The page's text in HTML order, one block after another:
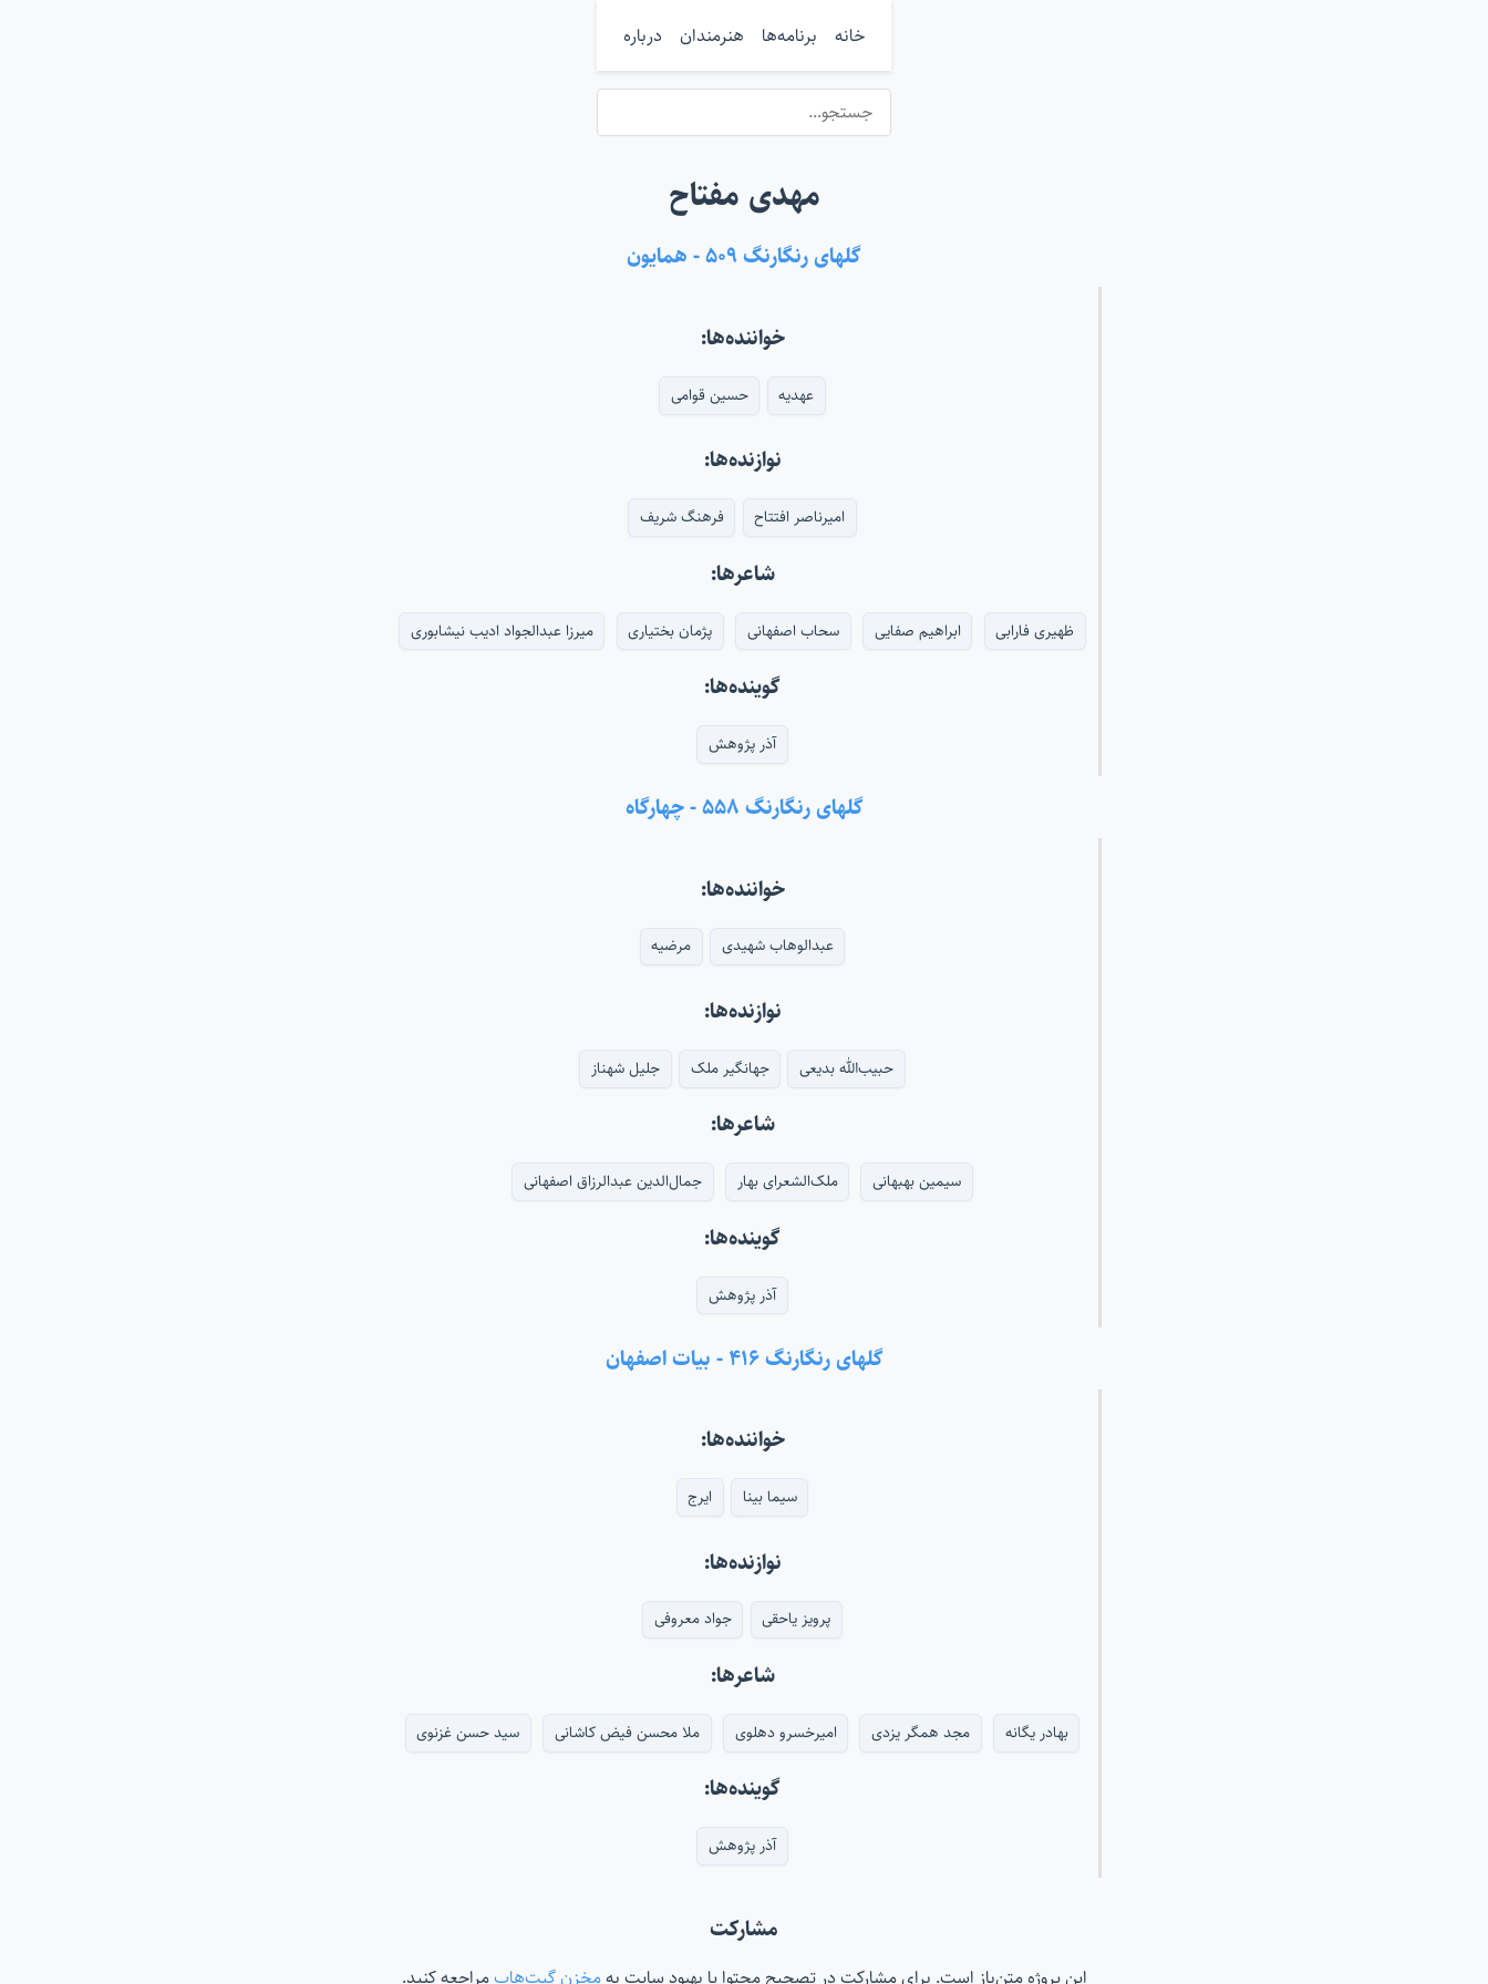
خانه برنامه‌ها هنرمندان درباره
مهدی مفتاح
گلهای رنگارنگ ۵۰۹ - همایون
خواننده‌ها:
عهدیه حسین قوامی
نوازنده‌ها:
امیرناصر افتتاح فرهنگ شریف
شاعرها:
ظهیری فارابی ابراهیم صفایی سحاب اصفهانی پژمان بختیاری میرزا عبدالجواد ادیب نیشابوری
گوینده‌ها:
آذر پژوهش
گلهای رنگارنگ ۵۵۸ - چهارگاه
خواننده‌ها:
عبدالوهاب شهیدی مرضیه
نوازنده‌ها:
حبیب‌الله بدیعی جهانگیر ملک جلیل شهناز
شاعرها:
سیمین بهبهانی ملک‌الشعرای بهار جمال‌الدین عبدالرزاق اصفهانی
گوینده‌ها:
آذر پژوهش
گلهای رنگارنگ ۴۱۶ - بیات اصفهان
خواننده‌ها:
سیما بینا ایرج
نوازنده‌ها:
پرویز یاحقی جواد معروفی
شاعرها:
بهادر یگانه مجد همگر یزدی امیرخسرو دهلوی ملا محسن فیض کاشانی سید حسن غزنوی
گوینده‌ها:
آذر پژوهش
مشارکت
این پروژه متن‌باز است. برای مشارکت در تصحیح محتوا یا بهبود سایت بهمخزن گیت‌هابمراجعه کنید.